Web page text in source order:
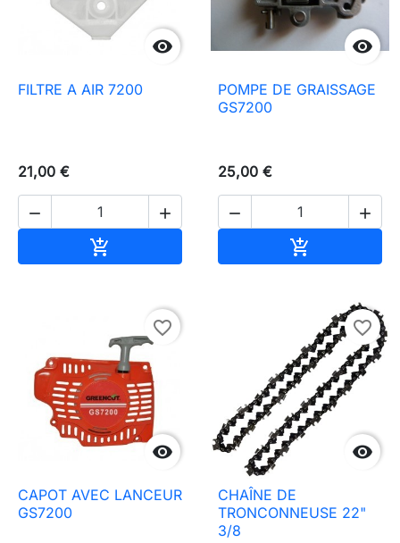

FILTRE A AIR 7200
21,00 €
 


POMPE DE GRAISSAGE
GS7200
25,00 €
 


favorite_border
CAPOT AVEC LANCEUR
GS7200

favorite_border
CHAÎNE DE
TRONCONNEUSE 22"
3/8